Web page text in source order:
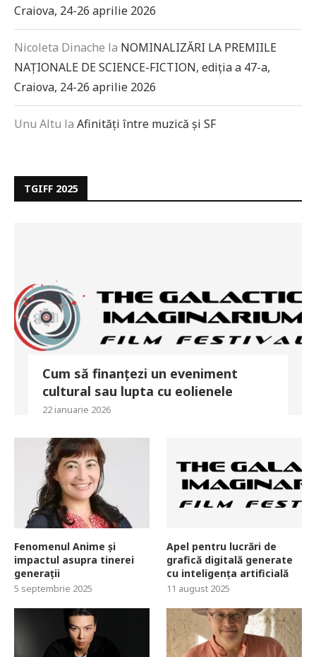
Craiova, 24-26 aprilie 2026
Nicoleta Dinache la NOMINALIZĂRI LA PREMIILE
NAȚIONALE DE SCIENCE-FICTION, ediția a 47-a,
Craiova, 24-26 aprilie 2026
Unu Altu la Afinități între muzică și SF
TGIFF 2025
Cum să finanțezi un eveniment
cultural sau lupta cu eolienele
22 ianuarie 2026
Fenomenul Anime și
impactul asupra tinerei
generații
5 septembrie 2025
Apel pentru lucrări de
grafică digitală generate
cu inteligența artificială
11 august 2025